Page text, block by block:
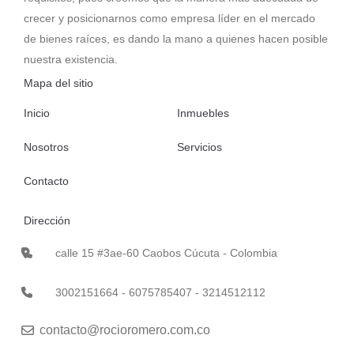
crecer y posicionarnos como empresa líder en el mercado
de bienes raíces, es dando la mano a quienes hacen posible
nuestra existencia.
Mapa del sitio
Inicio Inmuebles
Nosotros Servicios
Contacto
Dirección
calle 15 #3ae-60 Caobos Cúcuta - Colombia
3002151664 - 6075785407 - 3214512112
contacto@rocioromero.com.co